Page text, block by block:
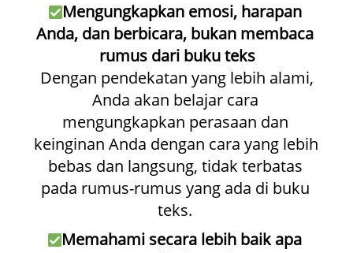
Mengungkapkan emosi, harapan
Anda, dan berbicara, bukan membaca
rumus dari buku teks
Anda akan belajar cara
mengungkapkan perasaan dan
keinginan Anda dengan cara yang lebih
bebas dan langsung, tidak terbatas
pada rumus-rumus yang ada di buku
teks.
Memahami secara lebih baik apa